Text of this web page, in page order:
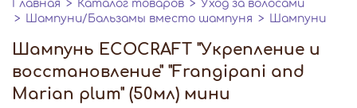
Главная Каталог товаров
Уход за волосами
Шампуни/Бальзамы вместо шампуня
Шампуни
Шампунь ECOCRAFT "Укрепление и
восстановление" "Frangipani and
Marian plum" (50мл) мини